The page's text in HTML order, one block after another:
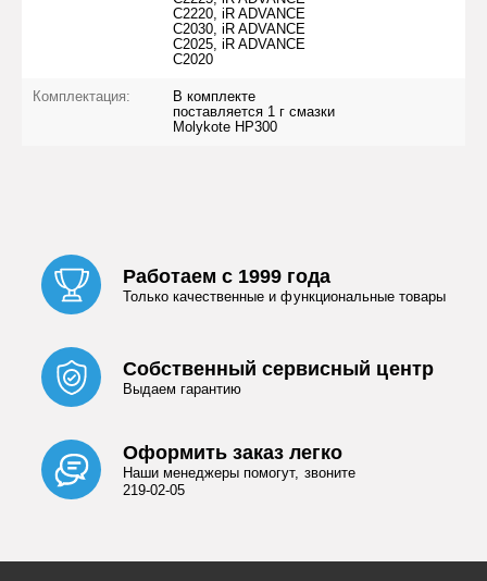
C2220, iR ADVANCE
C2030, iR ADVANCE
C2025, iR ADVANCE
C2020
Комплектация:
В комплекте
поставляется 1 г смазки
Molykote HP300
Работаем с 1999 года
Только качественные и функциональные товары
Собственный сервисный центр
Выдаем гарантию
Оформить заказ легко
Наши менеджеры помогут, звоните
219-02-05